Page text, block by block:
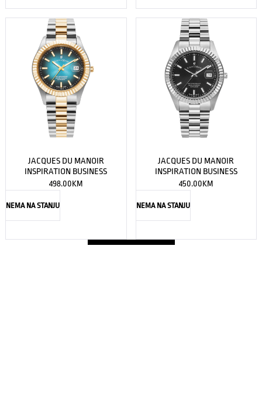
JACQUES DU MANOIR
INSPIRATION BUSINESS
498.00KM
NEMA NA STANJU
JACQUES DU MANOIR
INSPIRATION BUSINESS
450.00KM
NEMA NA STANJU